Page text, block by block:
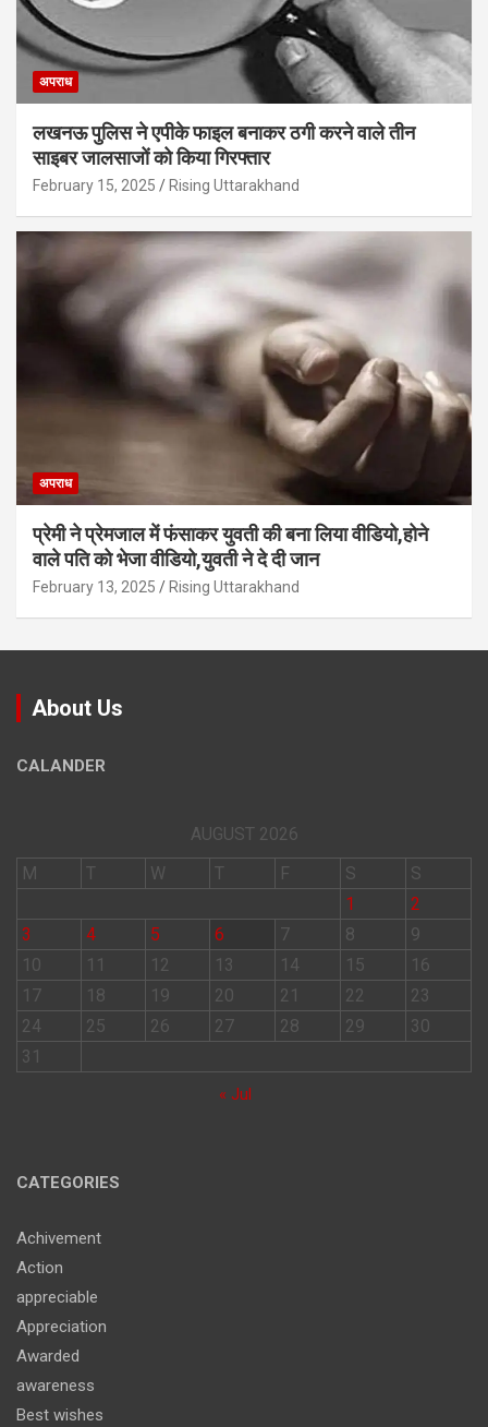
अपराध
लखनऊ पुलिस ने एपीके फाइल बनाकर ठगी करने वाले तीन
साइबर जालसाजों को किया गिरफ्तार
February 15, 2025 Rising Uttarakhand
अपराध
प्रेमी ने प्रेमजाल में फंसाकर युवती की बना लिया वीडियो,होने
वाले पत‍ि को भेजा वीड‍ियो,युवती ने दे दी जान
February 13, 2025 Rising Uttarakhand
About Us
CALANDER
AUGUST 2026
M
T W T F S
S
1
2
3
4 5 6 7 8
9
10
11 12 13 14 15
16
17
18 19 20 21 22
23
24
25 26 27 28 29
30
31
« Jul
CATEGORIES
Achivement
Action
appreciable
Appreciation
Awarded
awareness
Best wishes